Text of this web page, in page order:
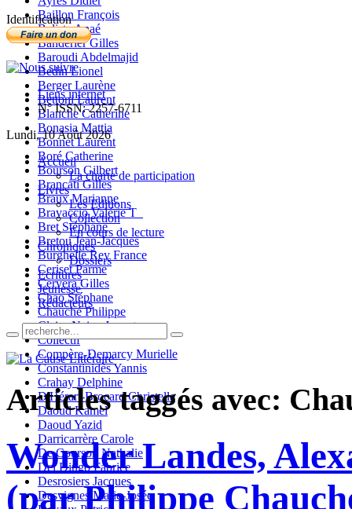
Baillon François
Balista Anaé
Banderier Gilles
Baroudi Abdelmajid
Bedin Lionel
Berger Laurène
Bettoni Laurent
Blanche Catherine
Bonasia Mattia
Bonnet Laurent
Boré Catherine
Bourson Gilbert
Brancati Gilles
Braux Marianne
Bravaccio Valérie T_
Bret Stéphane
Bretou Jean-Jacques
Burghelle Rey France
Ceriset Parme
Cervera Gilles
Chao Stéphane
Chauché Philippe
Claire-Neige Jaunet
Collectif
Compère-Demarcy Murielle
Constantinidès Yannis
Crahay Delphine
D'Hérart-Brocard Christelle
Daoud Kamel
Daoud Yazid
Darricarrère Carole
De Courson Nathalie
Del Dingo Fabrice
Desrosiers Jacques
Desvignes Marie-Josée
Identification
Liens internet
N° ISSN: 2257-6711
Lundi, 10 Août 2026
Accueil
La charte de participation
Livres
Les Editions
Collection
En cours de lecture
Chroniques
Dossiers
Ecritures
Jeunesse
Rédacteurs
Articles taggés avec:
Wonder Landes,
(par Philippe